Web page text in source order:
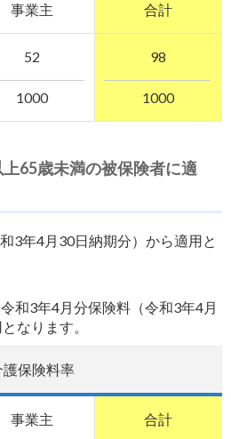
事業主 合計
52
1000
98
1000
65歳未満の被保険者に適
3年4月30日納期分）から適用と
和3年4月分保険料（令和3年4月
なります。
護保険料率
事業主 合計